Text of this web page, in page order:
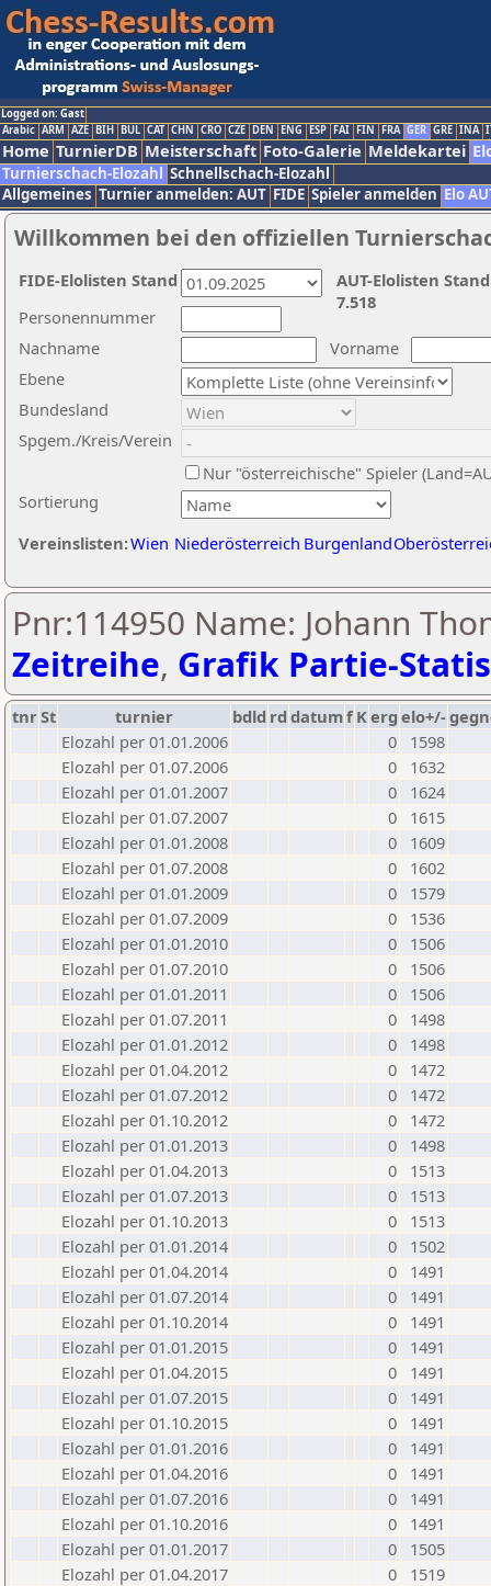
Logged on: Gast
Arabic ARM AZE BIH BUL CAT CHN CRO CZE DEN ENG ESP FAI FIN FRA GER GRE INA
Home TurnierDB Meisterschaft Foto-Galerie Meldekartei
Turnierschach-Elozahl Schnellschach-Elozahl
Allgemeines Turnier anmelden: AUT FIDE Spieler anmelden Elo
Willkommen bei den offiziellen
Nachname
Vorname
Ebene
Sortierung
Personennummer
Bundesland
Spgem./Kreis/Verein
Nur "österreichische" Spieler
Vereinslisten:Wien Niederösterreich Burgenland
AUT-Elolisten
7.518
FIDE-Elolisten Stand
Pnr:114950 Name: Johann
Zeitreihe, Grafik Partie-
tnrSt turnier bdld rd datumf Kerg elo+/-
Elozahl per 01.01.2006
0
1598
Elozahl per 01.07.2006
0
1632
Elozahl per 01.01.2007
0
1624
Elozahl per 01.07.2007
0
1615
Elozahl per 01.01.2008
0
1609
Elozahl per 01.07.2008
0
1602
Elozahl per 01.01.2009
0
1579
Elozahl per 01.07.2009
0
1536
Elozahl per 01.01.2010
0
1506
Elozahl per 01.07.2010
0
1506
Elozahl per 01.01.2011
0
1506
Elozahl per 01.07.2011
0
1498
Elozahl per 01.01.2012
0
1498
Elozahl per 01.04.2012
0
1472
Elozahl per 01.07.2012
0
1472
Elozahl per 01.10.2012
0
1472
Elozahl per 01.01.2013
0
1498
Elozahl per 01.04.2013
0
1513
Elozahl per 01.07.2013
0
1513
Elozahl per 01.10.2013
0
1513
Elozahl per 01.01.2014
0
1502
Elozahl per 01.04.2014
0
1491
Elozahl per 01.07.2014
0
1491
Elozahl per 01.10.2014
0
1491
Elozahl per 01.01.2015
0
1491
Elozahl per 01.04.2015
0
1491
Elozahl per 01.07.2015
0
1491
Elozahl per 01.10.2015
0
1491
Elozahl per 01.01.2016
0
1491
Elozahl per 01.04.2016
0
1491
Elozahl per 01.07.2016
0
1491
Elozahl per 01.10.2016
0
1491
Elozahl per 01.01.2017
0
1505
Elozahl per 01.04.2017
0
1519